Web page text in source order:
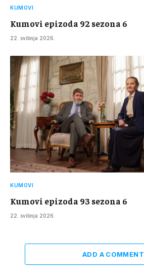
KUMOVI
Kumovi epizoda 92 sezona 6
22. svibnja 2026.
KUMOVI
Kumovi epizoda 93 sezona 6
22. svibnja 2026.
ADD A COMMENT